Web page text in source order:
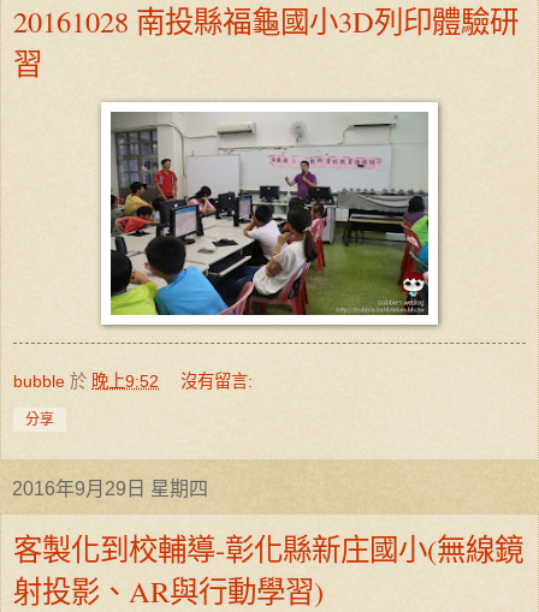
20161028 南投縣福龜國小3D列印體驗研
習
bubble 於 晚上9:52 沒有留言:
分享
2016年9月29日 星期四
客製化到校輔導-彰化縣新庄國小(無線鏡
射投影、AR與行動學習)